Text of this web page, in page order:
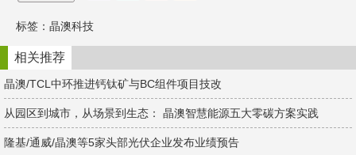
t
e
b
o
d
n
标签： 晶澳科技
相关推荐
晶澳/TCL中环推进钙钛矿与BC组件项目技改
从园区到城市，从场景到生态： 晶澳智慧能源五大零碳方案实践
隆基/通威/晶澳等5家头部光伏企业发布业绩预告